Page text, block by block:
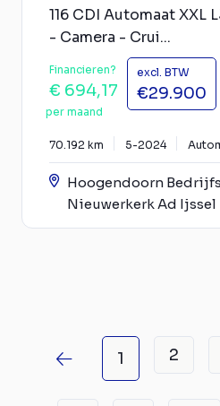
116 CDI Automaat XXL
- Camera - Crui...
Financieren?
€ 694,17
per maand
excl. BTW
€29.900
70.192 km 5-2024
Hoogendoorn
Nieuwerkerk Ad Ijssel
1 2